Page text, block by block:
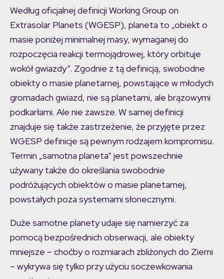
Według oficjalnej definicji Working Group on
Extrasolar Planets (WGESP), planeta to „obiekt o
masie poniżej minimalnej masy, wymaganej do
rozpoczęcia reakcji termojądrowej, który orbituje
wokół gwiazdy”. Zgodnie z tą definicją, swobodne
obiekty o masie planetarnej, powstające w młodych
gromadach gwiazd, nie są planetami, ale brązowymi
podkarłami. Ale nie zawsze. W samej definicji
znajduje się także zastrzeżenie, że przyjęte przez
WGESP definicje są pewnym rodzajem kompromisu.
Termin „samotna planeta” jest powszechnie
używany także do określania swobodnie
podróżujących obiektów o masie planetarnej,
powstałych poza systemami słonecznymi.
Duże samotne planety udaje się namierzyć za
pomocą bezpośrednich obserwacji, ale obiekty
mniejsze – choćby o rozmiarach zbliżonych do Ziemi
– wykrywa się tylko przy użyciu soczewkowania